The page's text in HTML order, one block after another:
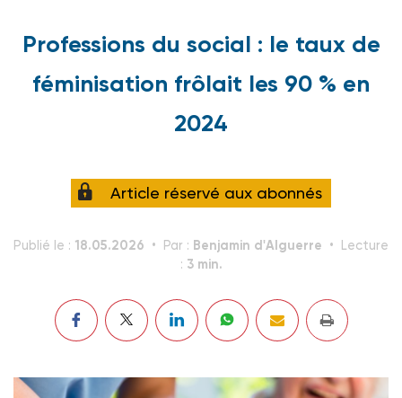
Professions du social : le taux de
féminisation frôlait les 90 % en
2024
Article réservé aux abonnés
Publié le : 18.05.2026 Par : Benjamin d'Alguerre
Lecture
: 3 min.